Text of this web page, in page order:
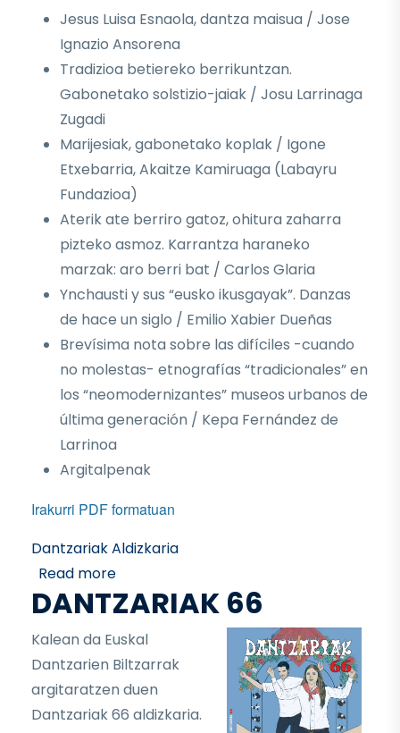
Jesus Luisa Esnaola, dantza maisua / Jose
Ignazio Ansorena
Tradizioa betiereko berrikuntzan.
Gabonetako solstizio-jaiak / Josu Larrinaga
Zugadi
Marijesiak, gabonetako koplak / Igone
Etxebarria, Akaitze Kamiruaga (Labayru
Fundazioa)
Aterik ate berriro gatoz, ohitura zaharra
pizteko asmoz. Karrantza haraneko
marzak: aro berri bat / Carlos Glaria
Ynchausti y sus “eusko ikusgayak”. Danzas
de hace un siglo / Emilio Xabier Dueñas
Brevísima nota sobre las difíciles -cuando
no molestas- etnografías “tradicionales” en
los “neomodernizantes” museos urbanos de
última generación / Kepa Fernández de
Larrinoa
Argitalpenak
Irakurri PDF formatuan
Dantzariak Aldizkaria
Read moreabout Dantzariak 67
DANTZARIAK 66
Kalean da Euskal
Dantzarien Biltzarrak
argitaratzen duen
Dantzariak 66 aldizkaria.